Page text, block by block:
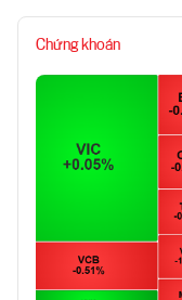
Chứng khoán